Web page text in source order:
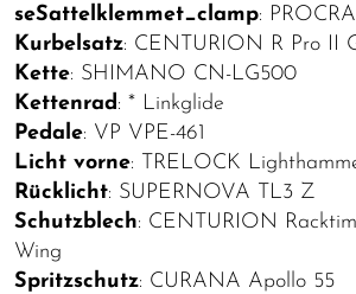
seSattelklemmet_clamp:
Kurbelsatz: CENTURION R Pro II
Kette: SHIMANO CN-LG500
Kettenrad: * Linkglide
Pedale: VP VPE-461
Licht vorne: TRELOCK
Rücklicht: SUPERNOVA TL3 Z
Schutzblech: CENTURION
Wing
Spritzschutz: CURANA Apollo 55